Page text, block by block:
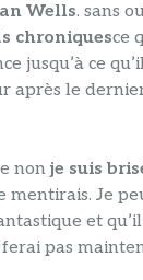
Wells. sans
chroniquesce
jusqu’à ce
après le
non je suis
mentirais. Je
et
pas